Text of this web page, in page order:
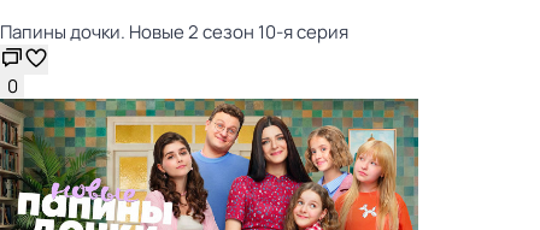
Папины дочки. Новые 2 сезон 10-я серия
0